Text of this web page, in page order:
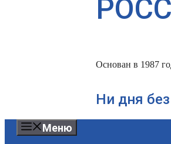
Основан в 1987
Ни дня
Меню